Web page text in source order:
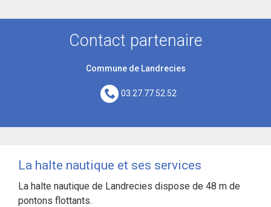
Contact partenaire
Commune de Landrecies
03.27.77.52.52
La halte nautique et ses services
La halte nautique de Landrecies dispose de 48 m de
pontons flottants.